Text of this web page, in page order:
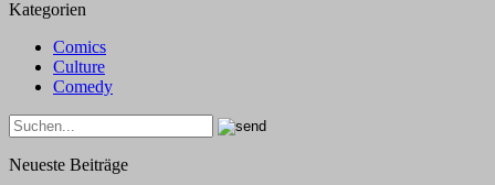
Kategorien
Comics
Culture
Comedy
Neueste Beiträge